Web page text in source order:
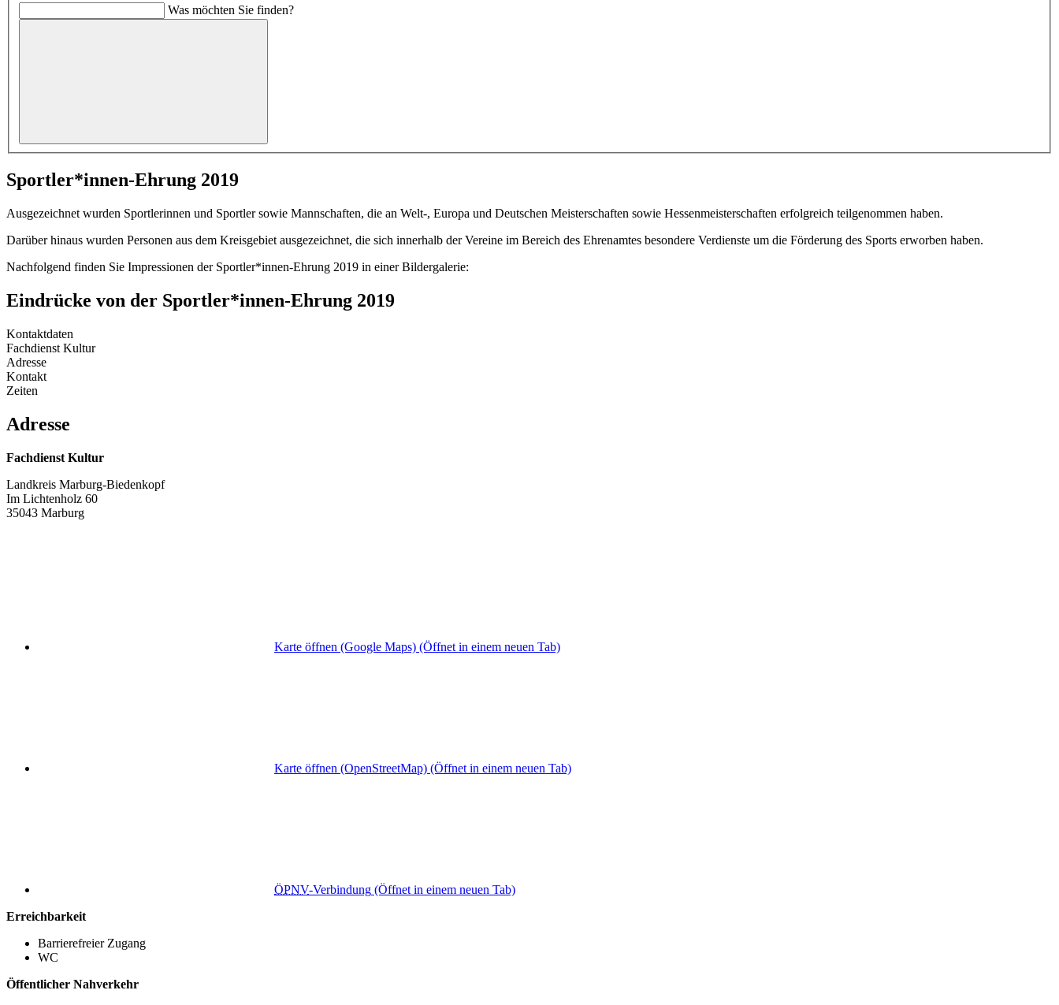
Was möchten Sie finden?
Sportler*innen-Ehrung 2019
Ausgezeichnet wurden Sportlerinnen und Sportler sowie Mannschaften, die an Welt-, Europa und Deutschen Meisterschaften sowie Hessenmeisterschaften erfolgreich teilgenommen haben.
Darüber hinaus wurden Personen aus dem Kreisgebiet ausgezeichnet, die sich innerhalb der Vereine im Bereich des Ehrenamtes besondere Verdienste um die Förderung des Sports erworben haben.
Nachfolgend finden Sie Impressionen der Sportler*innen-Ehrung 2019 in einer Bildergalerie:
Eindrücke von der Sportler*innen-Ehrung 2019
Kontaktdaten
Fachdienst Kultur
Adresse
Kontakt
Zeiten
Adresse
Fachdienst Kultur
Landkreis Marburg-Biedenkopf
Im Lichtenholz 60
35043 Marburg
Karte öffnen (Google Maps) (Öffnet in einem neuen Tab)
Karte öffnen (OpenStreetMap) (Öffnet in einem neuen Tab)
ÖPNV-Verbindung (Öffnet in einem neuen Tab)
Erreichbarkeit
Barrierefreier Zugang
WC
Öffentlicher Nahverkehr